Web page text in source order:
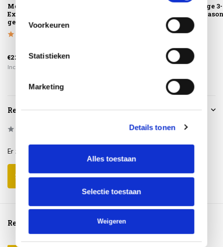
Voorkeuren
Statistieken
Marketing
Details tonen
Alles toestaan
Selectie toestaan
Weigeren
Montagelevering -
Extra gemak &
geen afval
€225,00
Incl. btw
Beverly lounge 3-
zitsbank 4
Outdoor
€2.929,00
€2.195,00
Reviews
Er zijn nog geen reviews geschreven over dit product..
Schrijf je eigen review
Reeds bekeken